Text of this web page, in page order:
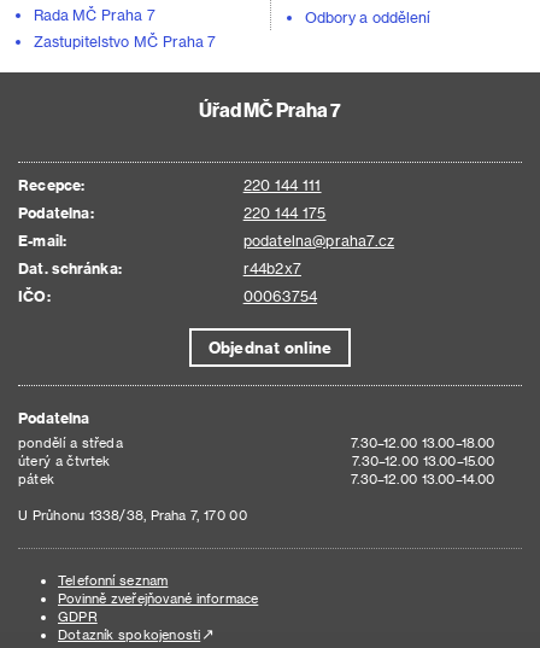
Rada MČ Praha 7
Zastupitelstvo MČ Praha 7
Odbory a oddělení
Úřad MČ Praha 7
Recepce:
220 144 111
Podatelna:
220 144 175
E-mail:
podatelna@praha7.cz
Dat. schránka:
r44b2x7
IČO:
00063754
Objednat online
Podatelna
pondělí a středa
7.30–12.00 13.00–18.00
úterý a čtvrtek
7.30–12.00 13.00–15.00
pátek
7.30–12.00 13.00–14.00
U Průhonu 1338/38, Praha 7, 170 00
Telefonní seznam
Povinně zveřejňované informace
GDPR
Dotazník spokojenosti